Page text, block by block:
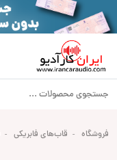
فروشگاه قاب‌های فابریکی